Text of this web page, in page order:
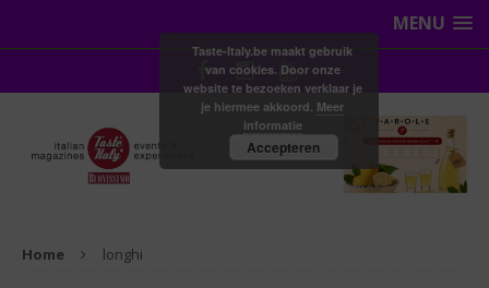
MENU
Home longhi
Taste-Italy.be maakt gebruik
van cookies. Door onze
website te bezoeken verklaar je
je hiermee akkoord. Meer
informatie
Accepteren